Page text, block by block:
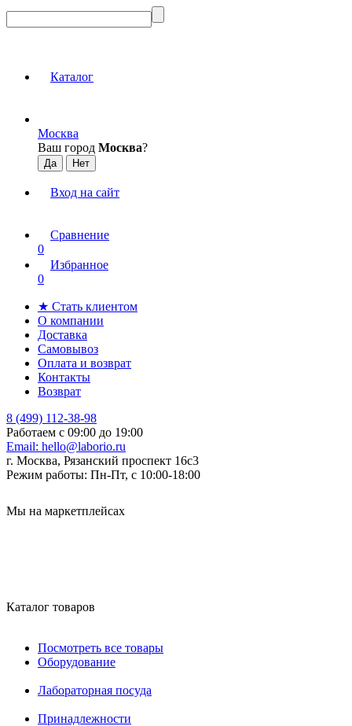
Каталог
Москва
Ваш город Москва?
Вход на сайт
Сравнение
0
Избранное
0
★ Стать клиентом
О компании
Доставка
Самовывоз
Оплата и возврат
Контакты
Возврат
8 (499) 112-38-98
Работаем с 09:00 до 19:00
Email: hello@laborio.ru
г. Москва, Рязанский проспект 16с3
Режим работы: Пн-Пт, с 10:00-18:00
Мы на маркетплейсах
Каталог товаров
Посмотреть все товары
Оборудование
Лабораторная посуда
Принадлежности